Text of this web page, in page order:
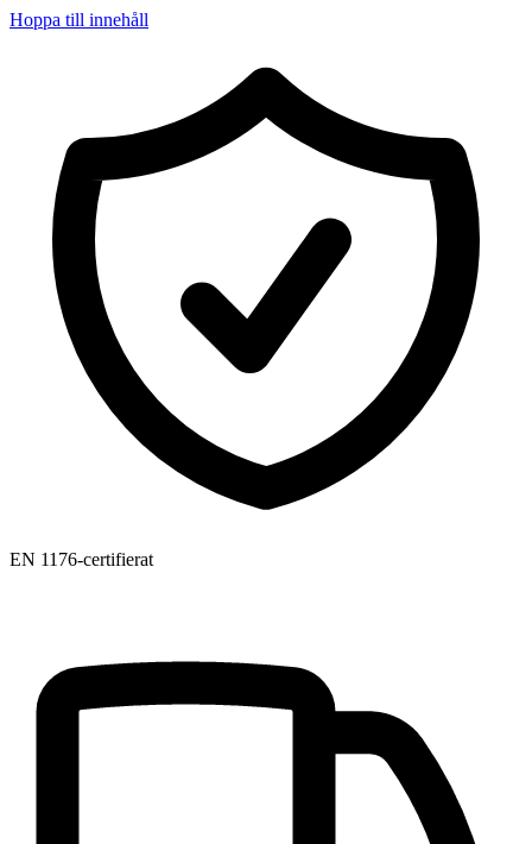
Hoppa till innehåll
EN 1176-certifierat